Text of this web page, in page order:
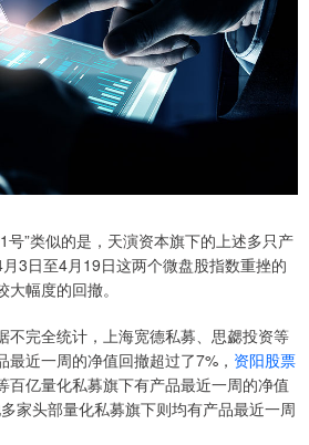
”类似的是，天演资本旗下的上述多只产
3日至4月19日这两个微盘股指数重挫的
幅度的回撤。
完全统计，上海宽德私募、思勰投资等
近一周的净值回撤超过了7%， 资阳股票
百亿量化私募旗下有产品最近一周的净值
家头部量化私募旗下则均有产品最近一周